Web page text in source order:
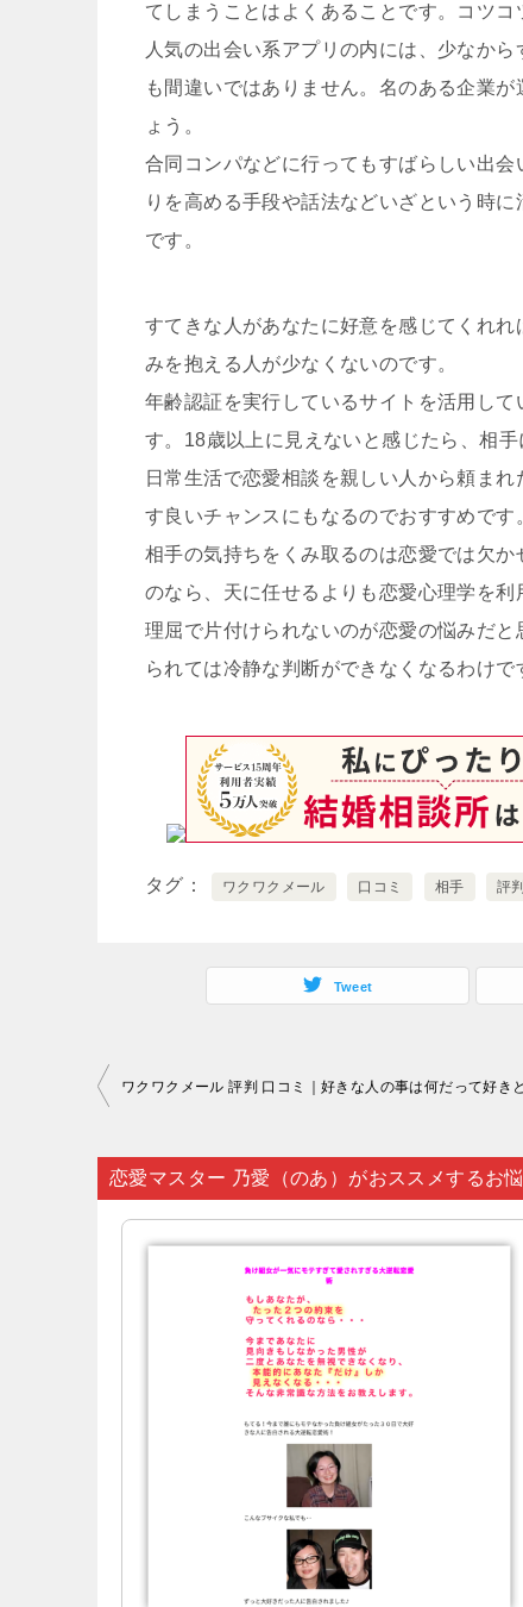
てしまうことはよくあることです。コツ
人気の出会い系アプリの内には、少なか
も間違いではありません。名のある企業
ょう。
合同コンパなどに行ってもすばらしい出
りを高める手段や話法などいざという時
です。
すてきな人があなたに好意を感じてくれ
みを抱える人が少なくないのです。
年齢認証を実行しているサイトを活用し
す。18歳以上に見えないと感じたら、相手
日常生活で恋愛相談を親しい人から頼ま
す良いチャンスにもなるのでおすすめです
相手の気持ちをくみ取るのは恋愛では欠
のなら、天に任せるよりも恋愛心理学を利
理屈で片付けられないのが恋愛の悩みだ
られては冷静な判断ができなくなるわけで
タグ ワクワクメール 口コミ 相手 評判
Tweet
投
ナ
ビ
ゲ
恋愛マスター 乃愛（のあ）がおススメするお